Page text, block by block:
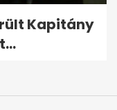
Kapitány